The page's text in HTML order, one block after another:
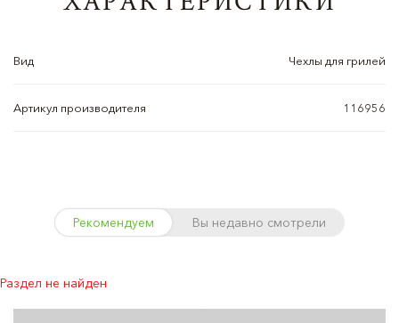
Вид Чехлы для грилей
Артикул производителя 116956
Рекомендуем Вы недавно смотрели
Раздел не найден